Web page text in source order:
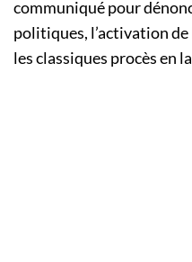
communiqué pour
politiques, l’activation
les classiques procès en